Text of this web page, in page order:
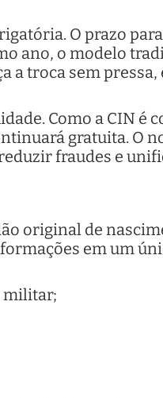
O prazo
ano, o modelo
a troca sem
Como a CIN é
gratuita. O
fraudes e
original de
em um
militar;